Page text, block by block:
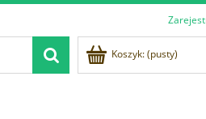
Koszyk:(pusty)